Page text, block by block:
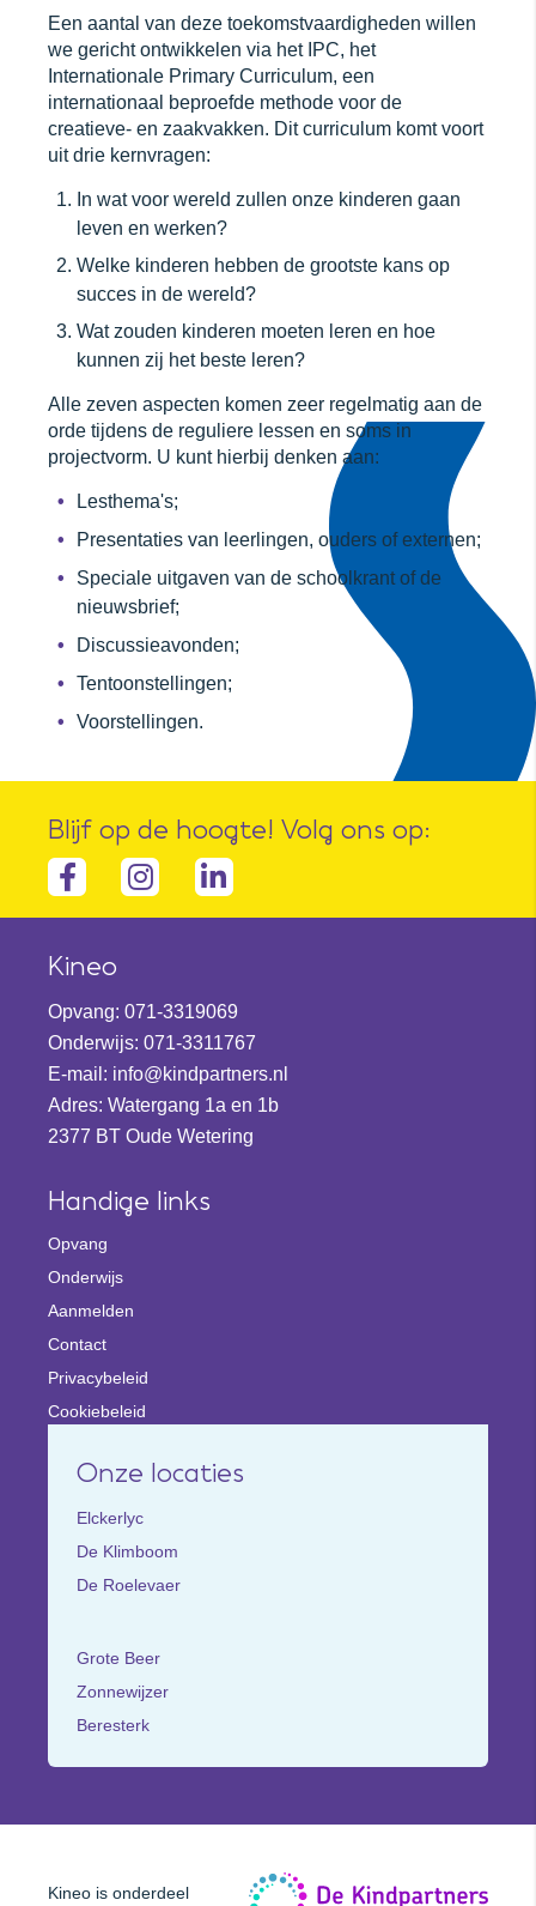
Een aantal van deze toekomstvaardigheden willen
we gericht ontwikkelen via het IPC, het
Internationale Primary Curriculum, een
internationaal beproefde methode voor de
creatieve- en zaakvakken. Dit curriculum komt voort
uit drie kernvragen:
In wat voor wereld zullen onze kinderen gaan
leven en werken?
Welke kinderen hebben de grootste kans op
succes in de wereld?
Wat zouden kinderen moeten leren en hoe
kunnen zij het beste leren?
Alle zeven aspecten komen zeer regelmatig aan de
orde tijdens de reguliere lessen en soms in
projectvorm. U kunt hierbij denken aan:
Lesthema's;
Presentaties van leerlingen, ouders of externen;
Speciale uitgaven van de schoolkrant of de
nieuwsbrief;
Discussieavonden;
Tentoonstellingen;
Voorstellingen.
Blijf op de hoogte! Volg ons op:
Facebook-
f
Instagramlinkedin-
in
Kineo
Opvang: 071-3319069
Onderwijs: 071-3311767
E-mail: info@kindpartners.nl
Adres: Watergang 1a en 1b
2377 BT Oude Wetering
Handige links
Opvang
Onderwijs
Aanmelden
Contact
Privacybeleid
Cookiebeleid
Onze locaties
Elckerlyc
De Klimboom
De Roelevaer
Grote Beer
Zonnewijzer
Beresterk
Kineo is onderdeel